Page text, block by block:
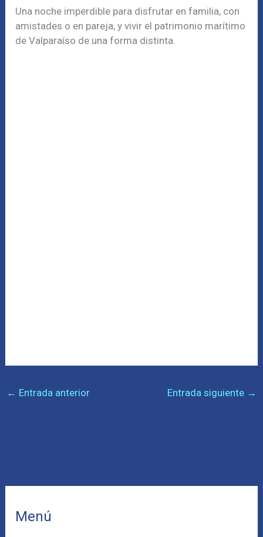
Una noche imperdible para disfrutar en familia, con
amistades o en pareja, y vivir el patrimonio marítimo
de Valparaíso de una forma distinta.
← Entrada anterior Entrada siguiente →
Menú